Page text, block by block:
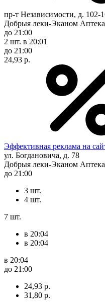
пр-т Независимости, д. 102-
Добрыя леки-Эканом
до 21:00
2 шт. в 20:01
до 21:00
24,93 р.
Эффективная реклама на
ул. Богдановича, д. 78
Добрыя леки-Эканом
до 21:00
3 шт.
4 шт.
7 шт.
в 20:04
в 20:04
в 20:04
до 21:00
24,93 р.
31,80 р.